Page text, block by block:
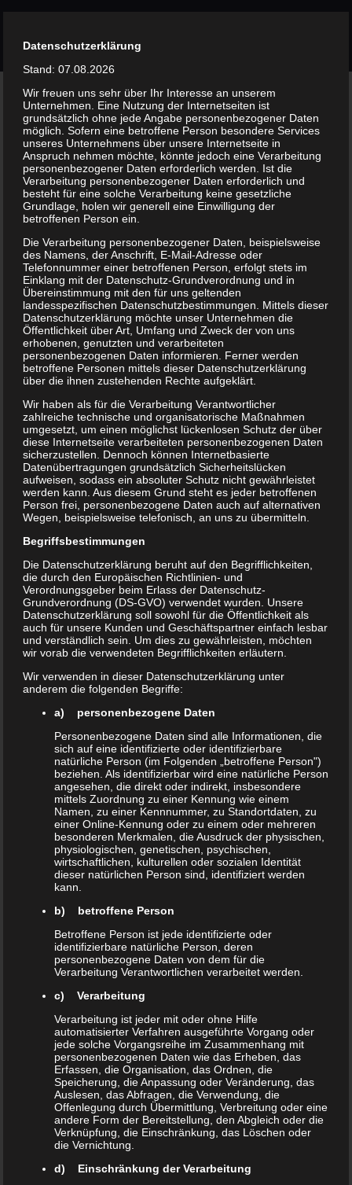
When is creative too
creative?
Avada News • June 2, 2016
A
Lorem ipsum dolor sit amet,
consectetur adipiscing elit. In
et scelerisque sem. Nunc molestie
neque augue, at gravida mi blandit
eget. Aenean eu augue id lacus
eleifend interdum. Cras sit amet metus
sit amet velit lacinia ullamcorper. Nam
facilisis a orci quis tempus. Vivamus id
odio justo. Curabitur ut euismod
metus. Donec nec neque non ligula
vestibulum blandit id sed eros.
Vestibulum cursus in ligula lacinia
lobortis. Morbi at velit at velit auctor
efficitur ut ac justo. Phasellus porttitor,
elit vitae scelerisque vestibulum, nunc
libero bibendum massa, ut ultrices
quam libero vel dolor. In sit amet
ultricies dolor. Suspendisse maximus
odio mollis massa tristique rhoncus.
Keep It Simple
Duis vel tellus a ante convallis
pellentesque. Ut nec eros ullamcorper,
dictum enim in, euismod est. Proin
scelerisque convallis ipsum consequat
aliquam. Praesent semper scelerisque
Datenschutzerklärung
Stand: 07.08.2026
Wir freuen uns sehr über Ihr Interesse an unserem
Unternehmen. Eine Nutzung der Internetseiten ist
grundsätzlich ohne jede Angabe personenbezogener Daten
möglich. Sofern eine betroffene Person besondere Services
unseres Unternehmens über unsere Internetseite in
Anspruch nehmen möchte, könnte jedoch eine Verarbeitung
personenbezogener Daten erforderlich werden. Ist die
Verarbeitung personenbezogener Daten erforderlich und
besteht für eine solche Verarbeitung keine gesetzliche
Grundlage, holen wir generell eine Einwilligung der
betroffenen Person ein.
Die Verarbeitung personenbezogener Daten, beispielsweise
des Namens, der Anschrift, E-Mail-Adresse oder
Telefonnummer einer betroffenen Person, erfolgt stets im
Einklang mit der Datenschutz-Grundverordnung und in
Übereinstimmung mit den für uns geltenden
landesspezifischen Datenschutzbestimmungen. Mittels dieser
Datenschutzerklärung möchte unser Unternehmen die
Öffentlichkeit über Art, Umfang und Zweck der von uns
erhobenen, genutzten und verarbeiteten
personenbezogenen Daten informieren. Ferner werden
betroffene Personen mittels dieser Datenschutzerklärung
über die ihnen zustehenden Rechte aufgeklärt.
Wir haben als für die Verarbeitung Verantwortlicher
zahlreiche technische und organisatorische Maßnahmen
umgesetzt, um einen möglichst lückenlosen Schutz der über
diese Internetseite verarbeiteten personenbezogenen Daten
sicherzustellen. Dennoch können Internetbasierte
Datenübertragungen grundsätzlich Sicherheitslücken
aufweisen, sodass ein absoluter Schutz nicht gewährleistet
werden kann. Aus diesem Grund steht es jeder betroffenen
Person frei, personenbezogene Daten auch auf alternativen
Wegen, beispielsweise telefonisch, an uns zu übermitteln.
Begriffsbestimmungen
Die Datenschutzerklärung beruht auf den Begrifflichkeiten,
die durch den Europäischen Richtlinien- und
Verordnungsgeber beim Erlass der Datenschutz-
Grundverordnung (DS-GVO) verwendet wurden. Unsere
Datenschutzerklärung soll sowohl für die Öffentlichkeit als
auch für unsere Kunden und Geschäftspartner einfach lesbar
und verständlich sein. Um dies zu gewährleisten, möchten
wir vorab die verwendeten Begrifflichkeiten erläutern.
Wir verwenden in dieser Datenschutzerklärung unter
anderem die folgenden Begriffe:
a) personenbezogene Daten
Personenbezogene Daten sind alle Informationen, die
sich auf eine identifizierte oder identifizierbare
natürliche Person (im Folgenden „betroffene Person")
beziehen. Als identifizierbar wird eine natürliche Person
angesehen, die direkt oder indirekt, insbesondere
mittels Zuordnung zu einer Kennung wie einem
Namen, zu einer Kennnummer, zu Standortdaten, zu
einer Online-Kennung oder zu einem oder mehreren
besonderen Merkmalen, die Ausdruck der physischen,
physiologischen, genetischen, psychischen,
wirtschaftlichen, kulturellen oder sozialen Identität
dieser natürlichen Person sind, identifiziert werden
kann.
b) betroffene Person
Betroffene Person ist jede identifizierte oder
identifizierbare natürliche Person, deren
personenbezogene Daten von dem für die
Verarbeitung Verantwortlichen verarbeitet werden.
c) Verarbeitung
Verarbeitung ist jeder mit oder ohne Hilfe
automatisierter Verfahren ausgeführte Vorgang oder
jede solche Vorgangsreihe im Zusammenhang mit
personenbezogenen Daten wie das Erheben, das
Erfassen, die Organisation, das Ordnen, die
Speicherung, die Anpassung oder Veränderung, das
Auslesen, das Abfragen, die Verwendung, die
Offenlegung durch Übermittlung, Verbreitung oder eine
andere Form der Bereitstellung, den Abgleich oder die
Verknüpfung, die Einschränkung, das Löschen oder
die Vernichtung.
d) Einschränkung der Verarbeitung